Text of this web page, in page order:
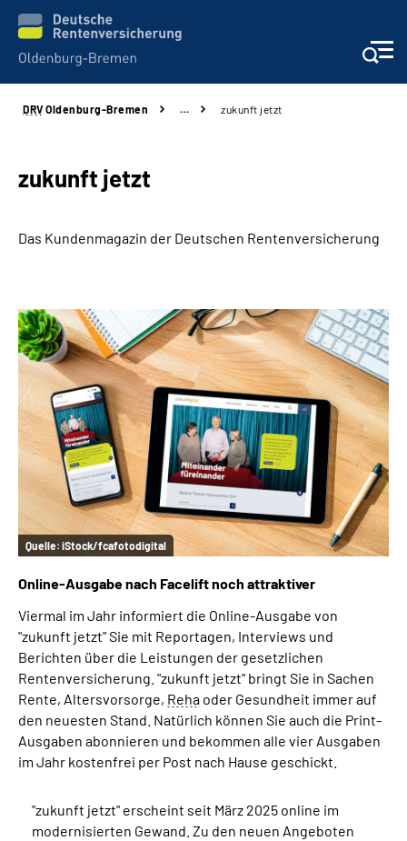
Services
Beratung und Kontakt
Presse
Über Uns
Inhalte in Gebärdensprache (DGS)
Leichte Sprache
Suche
DRV Oldenburg-Bremen … zukunft jetzt
zukunft jetzt
Das Kundenmagazin der Deutschen Rentenversicherung
Quelle: iStock/fcafotodigital
Online-Ausgabe nach Facelift noch attraktiver
Viermal im Jahr informiert die Online-Ausgabe von
"zukunft jetzt" Sie mit Reportagen, Interviews und
Berichten über die Leistungen der gesetzlichen
Rentenversicherung. "zukunft jetzt" bringt Sie in Sachen
Rente, Altersvorsorge, Reha oder Gesundheit immer auf
den neuesten Stand. Natürlich können Sie auch die Print-
Ausgaben abonnieren und bekommen alle vier Ausgaben
im Jahr kostenfrei per Post nach Hause geschickt.
"zukunft jetzt" erscheint seit März 2025 online im
modernisierten Gewand. Zu den neuen Angeboten